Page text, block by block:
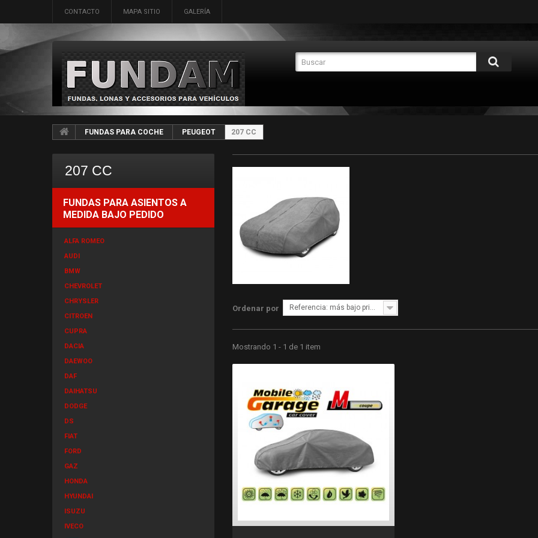
CONTACTO MAPA SITIO GALERÍA
FUNDAS PARA COCHE PEUGEOT 207 CC
207 CC
FUNDAS PARA ASIENTOS A
MEDIDA BAJO PEDIDO
ALFA ROMEO
AUDI
BMW
CHEVROLET
CHRYSLER
CITROEN
CUPRA
DACIA
DAEWOO
DAF
DAIHATSU
DODGE
DS
FIAT
FORD
GAZ
HONDA
HYUNDAI
ISUZU
IVECO
Ordenar por Referencia: más bajo primero
Mostrando 1 - 1 de 1 item